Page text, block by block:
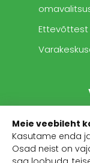
Ettevõttest
E-
Meie veebileht
Kasutame enda
Osad neist on